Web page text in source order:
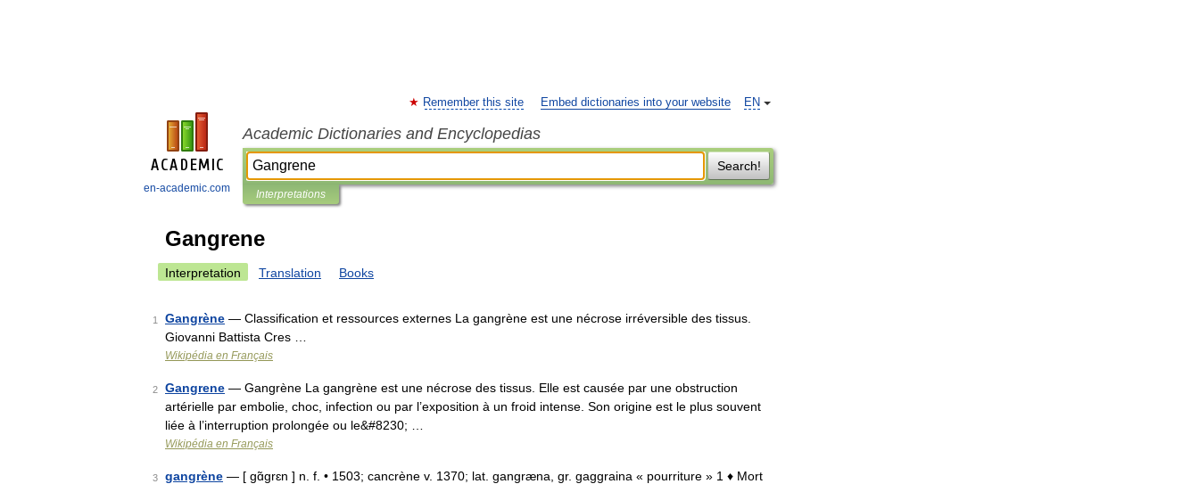
en-academic.com
EN
Remember this site Embed dictionaries into your website
Academic Dictionaries and Encyclopedias
Search!
Interpretations
Gangrene
Interpretation Translation Books
1 Gangrène — Classification et ressources externes La gangrène est une nécrose irréversible des tissus.
Giovanni Battista Cres …
Wikipédia en Français
2 Gangrene — Gangrène La gangrène est une nécrose des tissus. Elle est causée par une obstruction
artérielle par embolie, choc, infection ou par l’exposition à un froid intense. Son origine est le plus souvent
liée à l’interruption prolongée ou le&#8230; …
Wikipédia en Français
3 gangrène — [ gɑ̃grɛn ] n. f. • 1503; cancrène v. 1370; lat. gangræna, gr. gaggraina « pourriture » 1 ♦ Mort